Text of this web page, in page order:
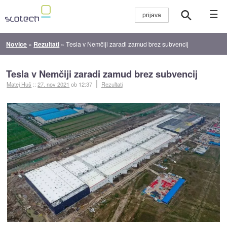
☰
Novice » Rezultati »Tesla v Nemčiji zaradi zamud brez subvencij
Tesla v Nemčiji zaradi zamud brez subvencij
Matej Huš ::27. nov 2021 ob 12:37 Rezultati